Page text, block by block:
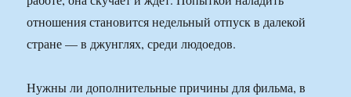
отношения становится недельный отпуск в далекой
стране — в джунглях, среди людоедов.
Нужны ли дополнительные причины для фильма, в